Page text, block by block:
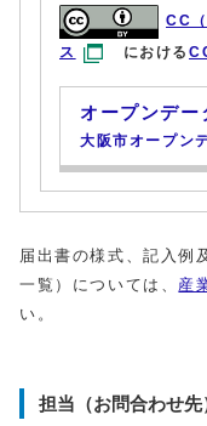
CC
ス
における
オープンデー
大阪市オープン
届出書の様式、記入例
一覧）については、 産
い。
担当（お問合わせ先